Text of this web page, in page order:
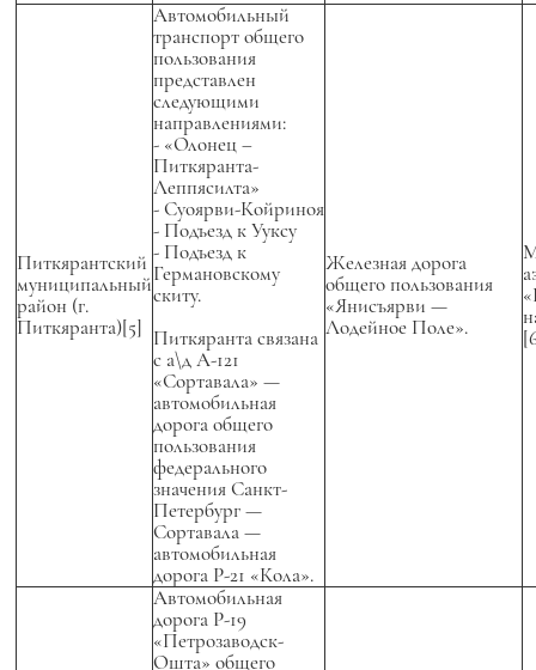
Питкярантский
муниципальный
район (г.
Питкяранта)[5]
Автомобильный
транспорт общего
пользования
представлен
следующими
направлениями:
- «Олонец –
Питкяранта-
Леппясилта»
- Суоярви-Койриноя
- Подъезд к Ууксу
- Подъезд к
Германовскому
скиту.
Питкяранта связана
с а\д А-121
«Сортавала» —
автомобильная
дорога общего
пользования
федерального
значения Санкт-
Петербург —
Сортавала —
автомобильная
дорога Р-21 «Кола».
Железная дорога
общего пользования
«Янисъярви —
Лодейное Поле».
Автомобильная
дорога Р-19
«Петрозаводск-
Ошта» общего